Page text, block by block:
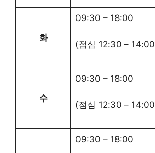
화
09:30 – 18:00
(점심 12:30 – 14:00
수
09:30 – 18:00
(점심 12:30 – 14:00
09:30 – 18:00